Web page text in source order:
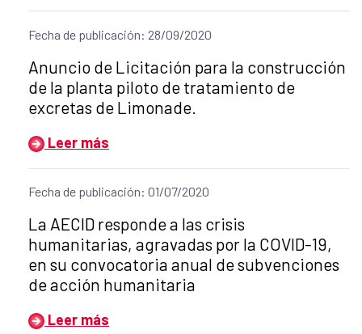
Fecha de publicación: 28/09/2020
Título del anuncio:
Anuncio de Licitación para la construcción
de la planta piloto de tratamiento de
excretas de Limonade.
Leer más
Fecha de publicación: 01/07/2020
Título del anuncio:
La AECID responde a las crisis
humanitarias, agravadas por la COVID-19,
en su convocatoria anual de subvenciones
de acción humanitaria
Leer más